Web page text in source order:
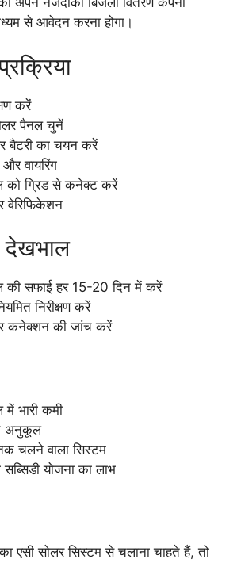
से आवेदन करना होगा।
करें
पैनल चुनें
बैटरी का चयन करें
वायरिंग
को ग्रिड से कनेक्ट करें
वेरिफिकेशन
की सफाई हर 15-20 दिन में करें
निरीक्षण करें
कनेक्शन की जांच करें
में भारी कमी
अनुकूल
चलने वाला सिस्टम
योजना का लाभ
एसी सोलर सिस्टम से चलाना चाहते हैं, तो